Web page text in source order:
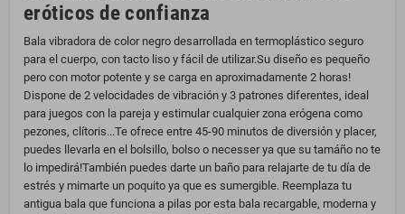
eróticos de confianza
Bala vibradora de color negro desarrollada en termoplástico seguro
para el cuerpo, con tacto liso y fácil de utilizar.Su diseño es pequeño
pero con motor potente y se carga en aproximadamente 2 horas!
Dispone de 2 velocidades de vibración y 3 patrones diferentes, ideal
para juegos con la pareja y estimular cualquier zona erógena como
pezones, clítoris...Te ofrece entre 45-90 minutos de diversión y placer,
puedes llevarla en el bolsillo, bolso o necesser ya que su tamáño no te
lo impedirá!También puedes darte un baño para relajarte de tu día de
estrés y mimarte un poquito ya que es sumergible. Reemplaza tu
antigua bala que funciona a pilas por esta bala recargable, moderna y